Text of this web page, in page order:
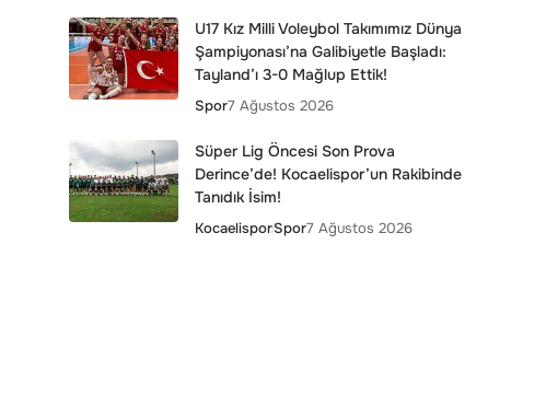
U17 Kız Milli Voleybol Takımımız Dünya
Şampiyonası’na Galibiyetle Başladı:
Tayland’ı 3-0 Mağlup Ettik!
Spor7 Ağustos 2026
Süper Lig Öncesi Son Prova
Derince’de! Kocaelispor’un Rakibinde
Tanıdık İsim!
KocaelisporSpor7 Ağustos 2026